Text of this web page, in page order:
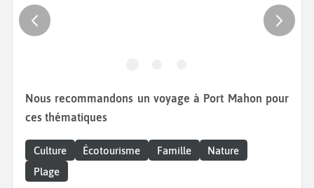
Nous recommandons un voyage à Port Mahon pour
ces thématiques
Culture Écotourisme Famille
Nature
Plage